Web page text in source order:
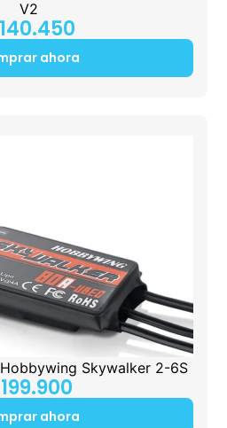
V2
140.450
ahora
Skywalker 2-6S
199.900
ahora